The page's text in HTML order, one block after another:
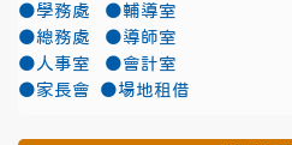
●學務處
●輔導室
●總務處
●導師室
●人事室
●會計室
●家長會
●場地租借